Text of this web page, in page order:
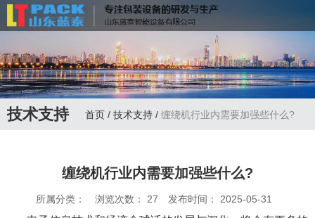
联系电话：
13335172598
技术支持 首页/技术支持 /缠绕机行业内需要加强些什么?
缠绕机行业内需要加强些什么?
所属分类： 浏览次数： 27 发布时间： 2025-05-31